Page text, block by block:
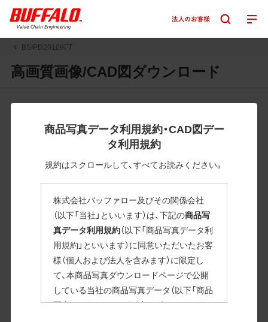
BSIPD20109FT
高画質画像/CAD図ダウンロード
商品写真データ利用規約・CAD図デー
タ利用規約
規約はスクロールして、すべてお読みください。
株式会社バッファロー及びその関係会社
（以下「当社」といいます）は、下記の商品写
真データ利用規約（以下「商品写真データ利
用規約」といいます）に同意いただいたお客
様（個人および法人を含みます）に限定し
て、本商品写真ダウンロードページで公開
している当社の商品写真データ（以下「商品
写真データ」といいます）のダウンロードお
すと圧縮ファイルのダウンロードが始まります。
JPEG・EPSファイルにはパスが設定されています。画像編集
の際に便利です。PNG画像は原則として背景を透過したもの
を提供しています。
掲載データ「JPEG、PNG : 低解像度(RGBカラー)」 「EPS : 高
解像度(CMYKカラー)」
BSIPD20109FT
高画質画像